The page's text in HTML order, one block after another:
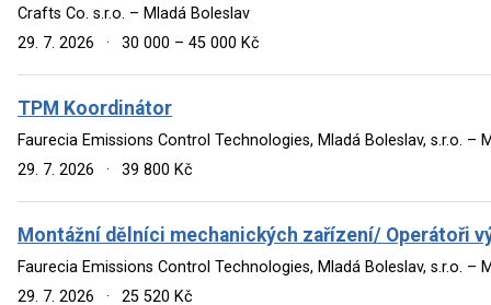
Crafts Co. s.r.o. – Mladá Boleslav
29. 7. 2026
· 30 000 – 45 000 Kč
TPM Koordinátor
Faurecia Emissions Control Technologies, Mladá Boleslav, s.r.o. –
29. 7. 2026
· 39 800 Kč
Montážní dělníci mechanických zařízení/ Operátoři
Faurecia Emissions Control Technologies, Mladá Boleslav, s.r.o. –
29. 7. 2026
· 25 520 Kč